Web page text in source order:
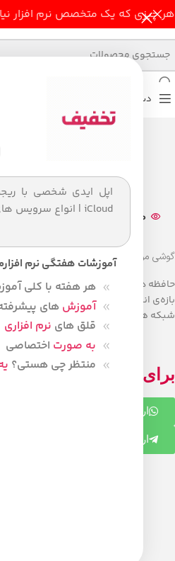
iCloud | انواع سرویس های نرم افزار موبایل …
آموزشات هفتگی نرم
هر هفته با کلی
آموزش های
قلق های نرم افزاری
به صورت اختصاصی
منتظر چی هستی؟
دسته بندی محصولات
20 نفر در حال مشاهده محصول
گوشی موبایل سامسونگ مدل Galaxy A32 21G
حافظه داخلی:128 گیگابایت
بازه‌ی اندازه صفحه نمایش:6.0 اینچ و بزرگتر
شبکه های ارتباطی:4G، 3G، 2G
افزودن به
برای مقایسه
برای دریافت مشاوره با
ارتباط در واتس اپ
ارتباط در تلگرام
هر چیزی که یک متخصص نرم افزار